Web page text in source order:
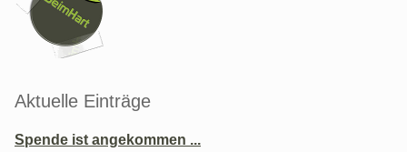
Aktuelle Einträge
Spende ist angekommen ...